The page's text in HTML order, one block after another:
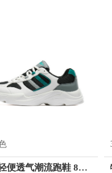
特步 轻便透气潮流跑鞋 881218329801